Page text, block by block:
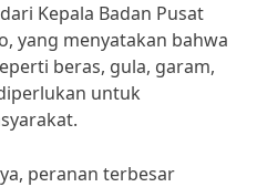
Kepala Badan Pusat
yang menyatakan bahwa
beras, gula, garam,
untuk
peranan terbesar